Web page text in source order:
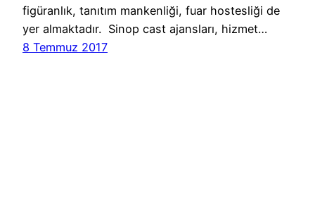
figüranlık, tanıtım mankenliği, fuar hostesliği de
yer almaktadır. Sinop cast ajansları, hizmet…
8 Temmuz 2017